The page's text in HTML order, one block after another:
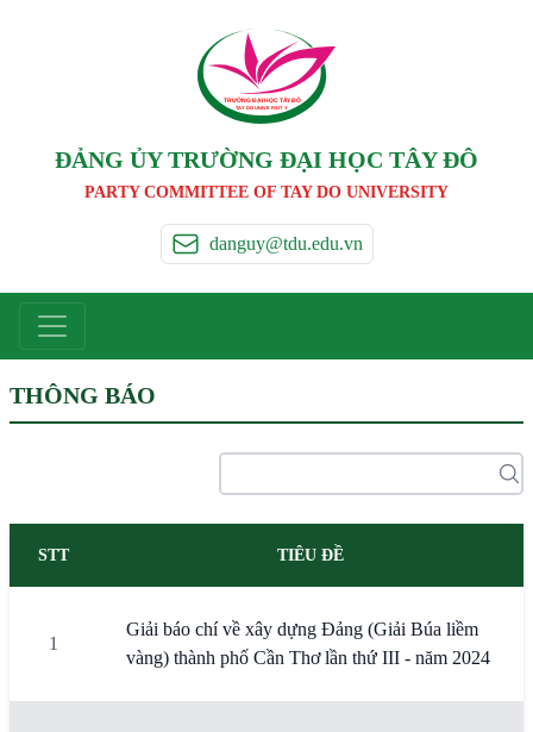
TRƯỜNG ĐẠI HỌC TÂY ĐÔ
TAY DO UNIVERSIT Y
ĐẢNG ỦY TRƯỜNG ĐẠI HỌC TÂY ĐÔ
PARTY COMMITTEE OF TAY DO UNIVERSITY
danguy@tdu.edu.vn
THÔNG BÁO
STT TIÊU ĐỀ
1
Giải báo chí về xây dựng Đảng (Giải Búa liềm
vàng) thành phố Cần Thơ lần thứ III - năm 2024